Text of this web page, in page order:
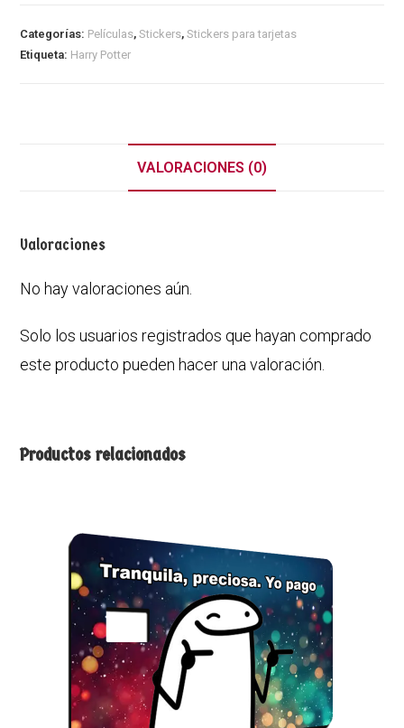
Categorías: Películas,Stickers,Stickers para tarjetas
Etiqueta: Harry Potter
VALORACIONES (0)
Valoraciones
No hay valoraciones aún.
Solo los usuarios registrados que hayan comprado
este producto pueden hacer una valoración.
Productos relacionados